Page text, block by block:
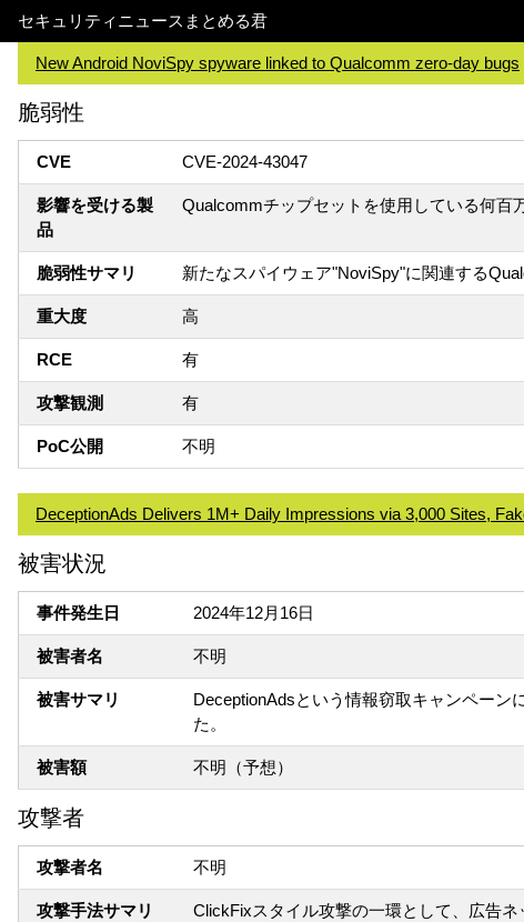
セキュリティニュースまとめる君
New Android NoviSpy spyware linked to Qualcomm zero-day bugs
脆弱性
CVE CVE-2024-43047
影響を受ける製
品
Qualcommチップセットを使用している何百
脆弱性サマリ 新たなスパイウェア"NoviSpy"に関連する
重大度 高
RCE 有
攻撃観測 有
PoC公開 不明
DeceptionAds Delivers 1M+ Daily Impressions via 3,000 Sites,
被害状況
事件発生日 2024年12月16日
被害者名 不明
被害サマリ
DeceptionAdsという情報窃取キャンペーン
た。
被害額 不明（予想）
攻撃者
攻撃者名 不明
攻撃手法サマリ ClickFixスタイル攻撃の一環として、広告